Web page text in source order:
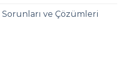
ve Çözümleri